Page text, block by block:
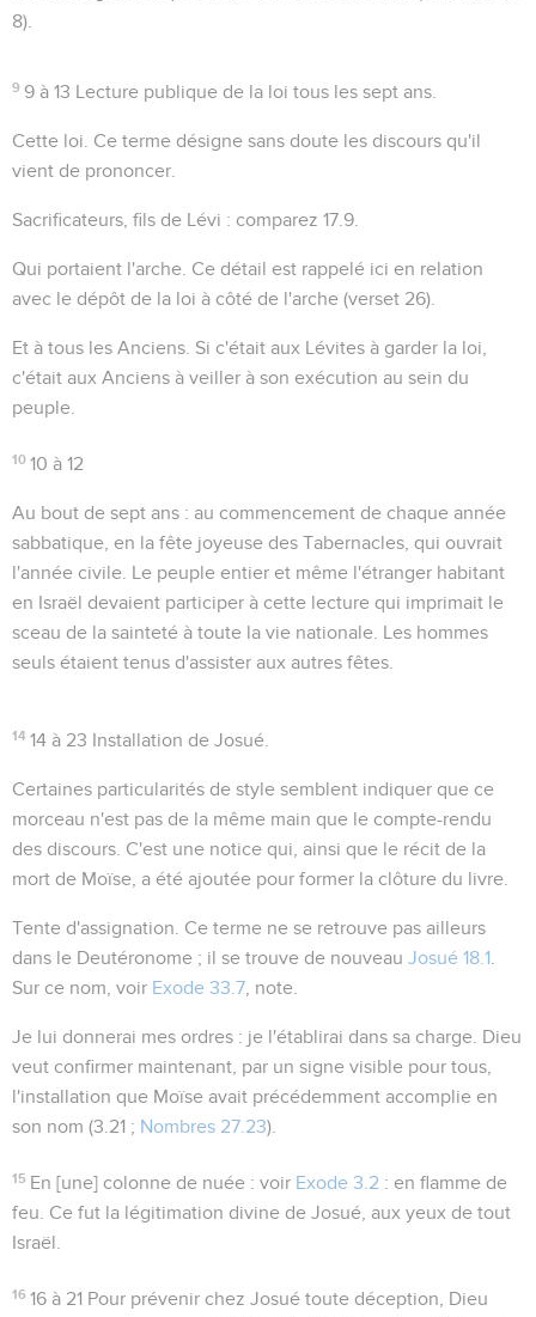
8).
9 9 à 13 Lecture publique de la loi tous les sept ans.
Cette loi . Ce terme désigne sans doute les discours qu'il
vient de prononcer.
Sacrificateurs, fils de Lévi : comparez 17.9
Qui portaient l'arche . Ce détail est rappelé ici en relation
avec le dépôt de la loi à côté de l'arche (verset 26).
Et à tous les Anciens . Si c'était aux Lévites à garder la loi,
c'était aux Anciens à veiller à son exécution au sein du
peuple.
10 10 à 12
Au bout de sept ans : au commencement de chaque année
sabbatique, en la fête joyeuse des Tabernacles, qui ouvrait
l'année civile. Le peuple entier et même l'étranger habitant
en Israël devaient participer à cette lecture qui imprimait le
sceau de la sainteté à toute la vie nationale. Les hommes
seuls étaient tenus d'assister aux autres fêtes.
14 14 à 23 Installation de Josué.
Certaines particularités de style semblent indiquer que ce
morceau n'est pas de la même main que le compte-rendu
des discours. C'est une notice qui, ainsi que le récit de la
mort de Moïse, a été ajoutée pour former la clôture du livre.
Tente d'assignation . Ce terme ne se retrouve pas ailleurs
dans le Deutéronome ; il se trouve de nouveau Josué 18.1
Sur ce nom, voir Exode 33.7 , note.
Je lui donnerai mes ordres : je l'établirai dans sa charge. Dieu
veut confirmer maintenant, par un signe visible pour tous,
l'installation que Moïse avait précédemment accomplie en
son nom (3.21 ; Nombres 27.23).
15 En [une] colonne de nuée : voir Exode 3.2 : enflamme de
feu . Ce fut la légitimation divine de Josué, aux yeux de tout
Israël.
16 16 à 21 Pour prévenir chez Josué toute déception, Dieu